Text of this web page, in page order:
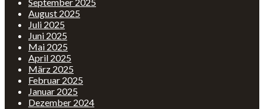
August 2025
Juli 2025
Juni 2025
Mai 2025
April 2025
März 2025
Februar 2025
Januar 2025
Dezember 2024